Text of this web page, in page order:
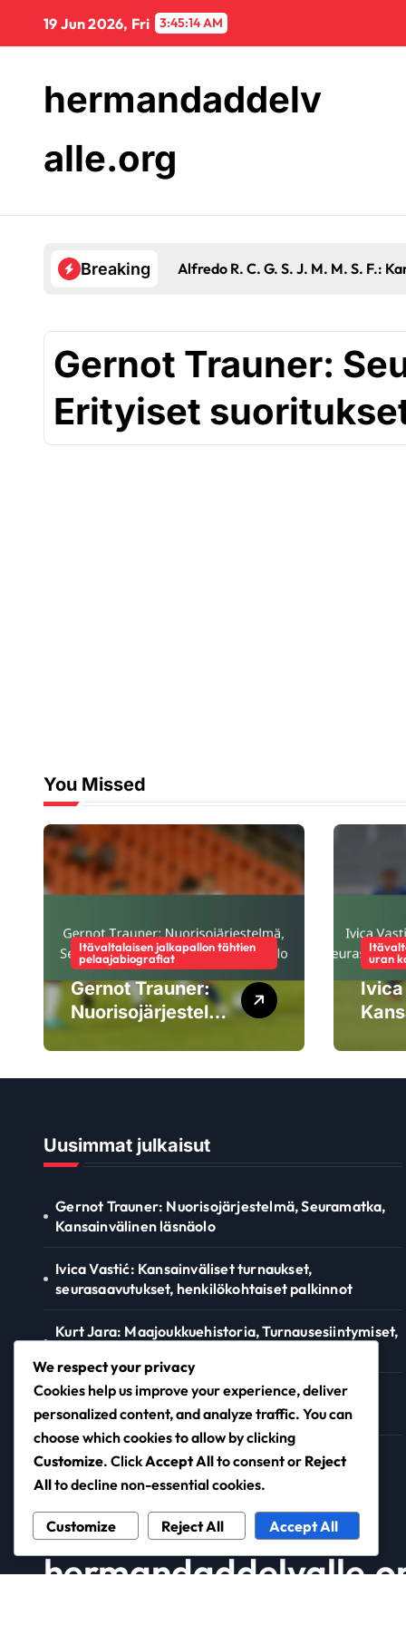
content
19 Jun 2026, Fri 3:45:14 AM
hermandaddelv
alle.org
Breaking Alfredo R. C. G. S. J. M. M. S. F.:
Gernot Trauner:
Erityiset
You Missed
Itävaltalaisen jalkapallon tähtien
pelaajabiografiat
Gernot Trauner:
Nuorisojärjestelm
läsnäolo
uran
,
Uusimmat julkaisut
Gernot Trauner: Nuorisojärjestelmä, Seuramatka,
Kansainvälinen läsnäolo
Ivica Vastić: Kansainväliset turnaukset,
seurasaavutukset, henkilökohtaiset palkinnot
Kurt Jara: Maajoukkuehistoria, Turnausesiintymiset,
Alfredo R. C. G. S. J. M. M. S. F.: Kansainväliset
virstanpylväät, Kapselit, Panostukset
Gernot Trauner: Seurapalkinnot, Kansainväliset
ottelut, Erityiset suoritukset
We respect your privacy
Cookies help us improve your experience, deliver
personalized content, and analyze traffic. You can
choose which cookies to allow by clicking
Customize. ClickAccept Allto consent or Reject
Allto decline non-essential cookies.
Customize Reject All Accept All